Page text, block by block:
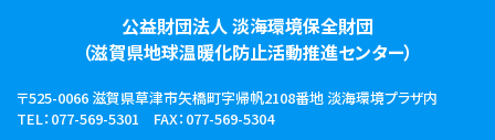
ohmikankyo公益財団法人 淡海環境保全財団
（滋賀県地球温暖化防止活動推進センター）
〒525-0066 滋賀県草津市矢橋町字帰帆2108番地淡海環境プラザ内
TEL：077-569-5301 FAX：077-569-5304